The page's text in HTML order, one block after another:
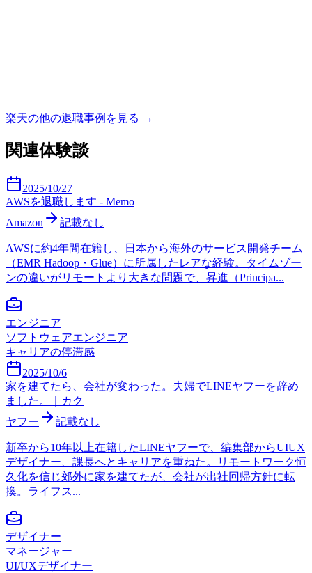
楽天の他の退職事例を見る →
関連体験談
2025/10/27
AWSを退職します - Memo
Amazon
記載なし
AWSに約4年間在籍し、日本から海外のサービス開発チーム
（EMR Hadoop・Glue）に所属したレアな経験。タイムゾー
ンの違いがリモートより大きな問題で、昇進（Principa...
エンジニア
ソフトウェアエンジニア
キャリアの停滞感
2025/10/6
家を建てたら、会社が変わった。夫婦でLINEヤフーを辞め
ました。｜カク
ヤフー
記載なし
新卒から10年以上在籍したLINEヤフーで、編集部からUIUX
デザイナー、課長へとキャリアを重ねた。リモートワーク恒
久化を信じ郊外に家を建てたが、会社が出社回帰方針に転
換。ライフス...
デザイナー
マネージャー
UI/UXデザイナー